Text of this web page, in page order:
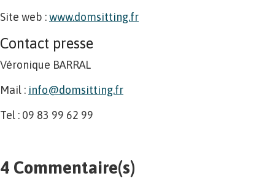
Site web :www.domsitting.fr
Contact presse
Véronique BARRAL
Mail : info@domsitting.fr
Tel : 09 83 99 62 99
4 Commentaire(s)